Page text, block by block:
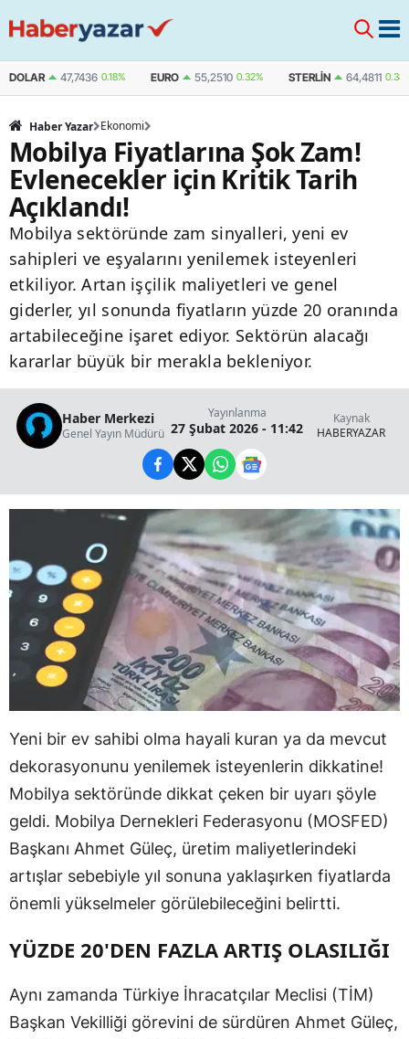
DOLAR 47,7436 0.18% EURO 55,2510 0.32% STERLIN 64,4811
Haber Yazar Ekonomi
Mobilya Fiyatlarına Şok Zam!
Evlenecekler için Kritik Tarih
Açıklandı!
Mobilya sektöründe zam sinyalleri, yeni ev
sahipleri ve eşyalarını yenilemek isteyenleri
etkiliyor. Artan işçilik maliyetleri ve genel
giderler, yıl sonunda fiyatların yüzde 20 oranında
artabileceğine işaret ediyor. Sektörün alacağı
kararlar büyük bir merakla bekleniyor.
Haber Merkezi
Genel Yayın Müdürü
Yayınlanma
27 Şubat 2026 - 11:42
Kaynak
HABERYAZAR
Yeni bir ev sahibi olma hayali kuran ya da mevcut
dekorasyonunu yenilemek isteyenlerin dikkatine!
Mobilya sektöründe dikkat çeken bir uyarı şöyle
geldi. Mobilya Dernekleri Federasyonu (MOSFED)
Başkanı Ahmet Güleç, üretim maliyetlerindeki
artışlar sebebiyle yıl sonuna yaklaşırken fiyatlarda
önemli yükselmeler görülebileceğini belirtti.
YÜZDE 20'DEN FAZLA ARTIŞ OLASILIĞI
Aynı zamanda Türkiye İhracatçılar Meclisi (TİM)
Başkan Vekilliği görevini de sürdüren Ahmet Güleç,